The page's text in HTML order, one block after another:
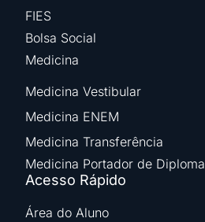
FIES
Bolsa Social
Medicina
Medicina Vestibular
Medicina ENEM
Medicina Transferência
Medicina Portador de Diploma
Acesso Rápido
Área do Aluno